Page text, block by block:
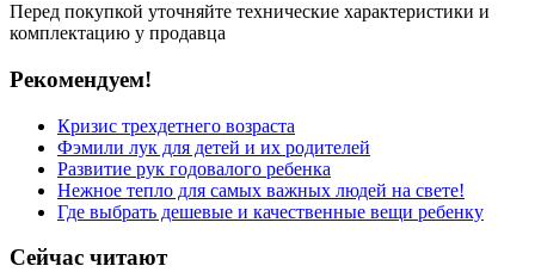
Перед покупкой уточняйте технические характеристики и
комплектацию у продавца
Рекомендуем!
Кризис трехдетнего возраста
Фэмили лук для детей и их родителей
Развитие рук годовалого ребенка
Нежное тепло для самых важных людей на свете!
Где выбрать дешевые и качественные вещи ребенку
Сейчас читают